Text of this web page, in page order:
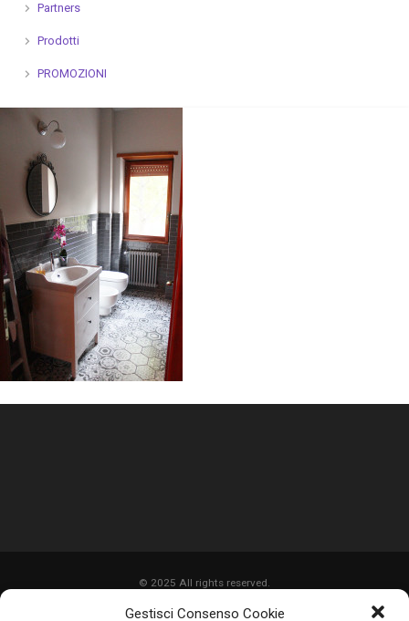
Gestisci Consenso Cookie
Partners
Prodotti
PROMOZIONI
© 2025 All rights reserved.